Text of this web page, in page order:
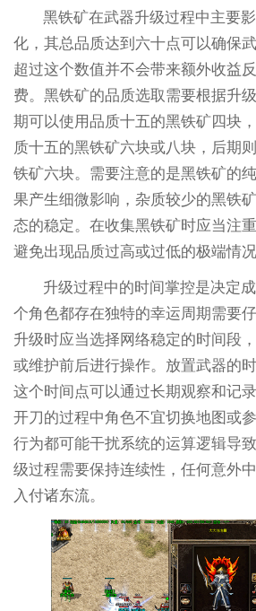
黑铁矿在武器升级过程中主要
化，其总品质达到六十点可以确保
超过这个数值并不会带来额外收益
费。黑铁矿的品质选取需要根据升
期可以使用品质十五的黑铁矿四块
质十五的黑铁矿六块或八块，后期
铁矿六块。需要注意的是黑铁矿的
果产生细微影响，杂质较少的黑铁
态的稳定。在收集黑铁矿时应当注
避免出现品质过高或过低的极端情况
升级过程中的时间掌控是决定
个角色都存在独特的幸运周期需要
升级时应当选择网络稳定的时间段
或维护前后进行操作。放置武器的
这个时间点可以通过长期观察和记
开刀的过程中角色不宜切换地图或
行为都可能干扰系统的运算逻辑导
级过程需要保持连续性，任何意外
入付诸东流。